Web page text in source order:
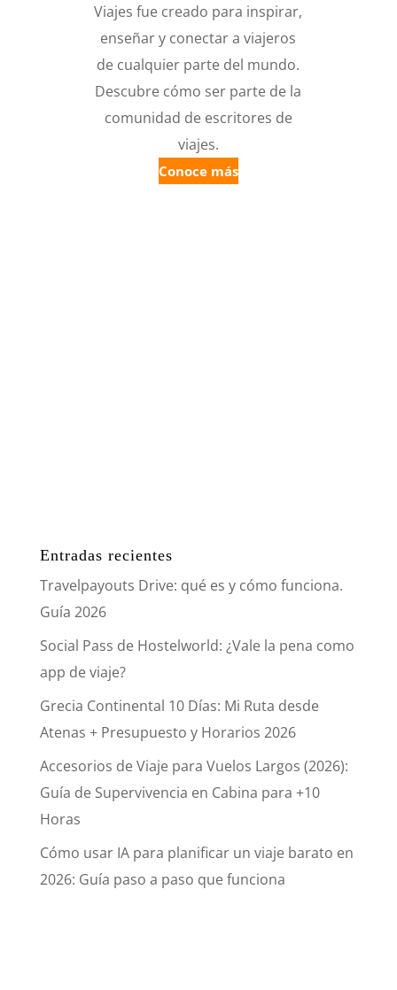
Viajes fue creado para inspirar,
enseñar y conectar a viajeros
de cualquier parte del mundo.
Descubre cómo ser parte de la
comunidad de escritores de
viajes.
Conoce más
Entradas recientes
Travelpayouts Drive: qué es y cómo funciona.
Guía 2026
Social Pass de Hostelworld: ¿Vale la pena como
app de viaje?
Grecia Continental 10 Días: Mi Ruta desde
Atenas + Presupuesto y Horarios 2026
Accesorios de Viaje para Vuelos Largos (2026):
Guía de Supervivencia en Cabina para +10
Horas
Cómo usar IA para planificar un viaje barato en
2026: Guía paso a paso que funciona